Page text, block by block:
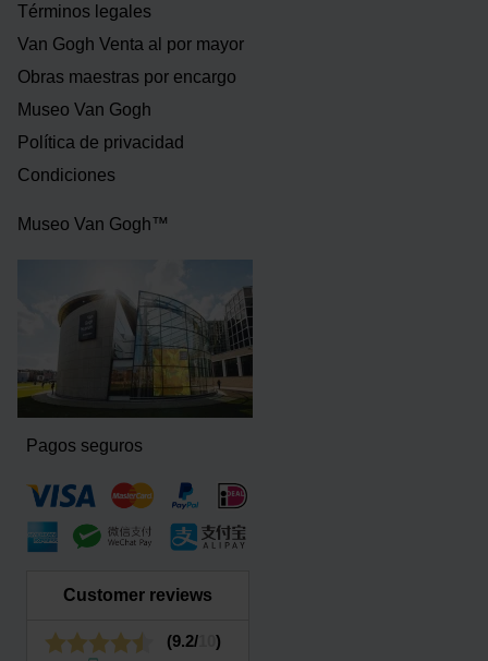
Términos legales
Van Gogh Venta al por mayor
Obras maestras por encargo
Museo Van Gogh
Política de privacidad
Condiciones
Museo Van Gogh™
Pagos seguros